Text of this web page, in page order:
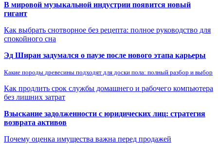
В мировой музыкальной индустрии появится новый
гигант
Как выбрать снотворное без рецепта: полное руководство для
спокойного сна
Эд Ширан задумался о паузе после нового этапа карьеры
Какие породы древесины подходят для доски пола: полный разбор и выбор
Как продлить срок службы домашнего и рабочего компьютера
без лишних затрат
Взыскание задолженности с юридических лиц: стратегия
возврата активов
Почему оценка имущества важна перед продажей